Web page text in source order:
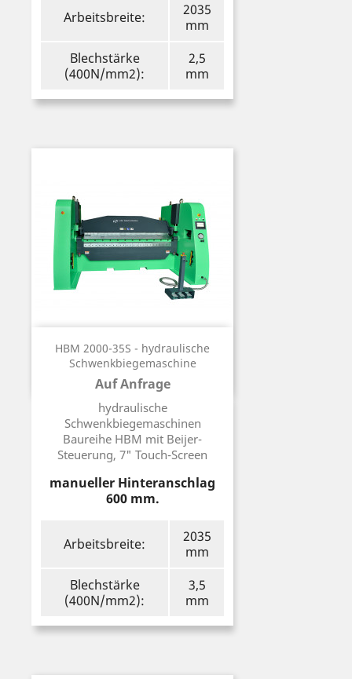
Arbeitsbreite:
2035
mm
Blechstärke
(400N/mm2):
2,5
mm
HBM 2000-35S - hydraulische
Schwenkbiegemaschine
Auf Anfrage
Preis
hydraulische
Schwenkbiegemaschinen
Baureihe HBM mit Beijer-
Steuerung, 7" Touch-Screen
manueller Hinteranschlag
600 mm.
Arbeitsbreite:
2035
mm
Blechstärke
(400N/mm2):
3,5
mm